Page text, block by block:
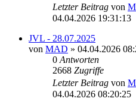
Letzter Beitrag von
04.04.2026 19:31:13
JVL - 28.07.2025
von MAD » 04.04.2026
0 Antworten
2668 Zugriffe
Letzter Beitrag von
04.04.2026 08:20:25